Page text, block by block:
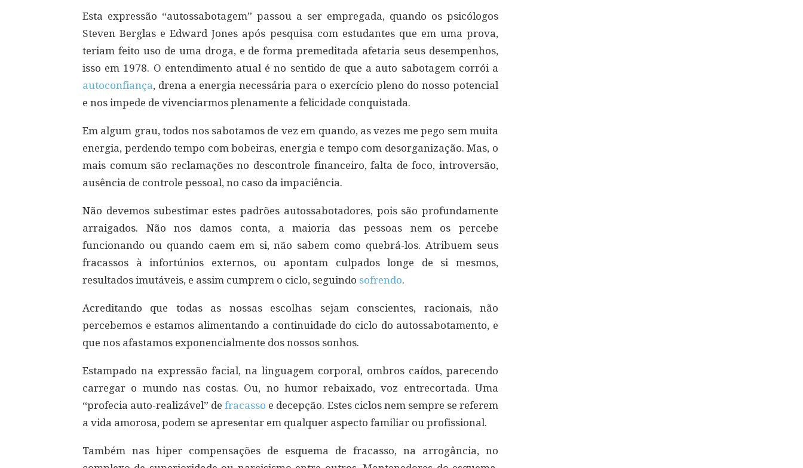
Esta expressão “autossabotagem” passou a ser empregada, quando os psicólogos
Steven Berglas e Edward Jones após pesquisa com estudantes que em uma prova,
teriam feito uso de uma droga, e de forma premeditada afetaria seus desempenhos,
isso em 1978. O entendimento atual é no sentido de que a auto sabotagem corrói a
autoconfiança, drena a energia necessária para o exercício pleno do nosso potencial
e nos impede de vivenciarmos plenamente a felicidade conquistada.
Em algum grau, todos nos sabotamos de vez em quando, as vezes me pego sem muita
energia, perdendo tempo com bobeiras, energia e tempo com desorganização. Mas, o
mais comum são reclamações no descontrole financeiro, falta de foco, introversão,
ausência de controle pessoal, no caso da impaciência.
Não devemos subestimar estes padrões autossabotadores, pois são profundamente
arraigados. Não nos damos conta, a maioria das pessoas nem os percebe
funcionando ou quando caem em si, não sabem como quebrá-los. Atribuem seus
fracassos à infortúnios externos, ou apontam culpados longe de si mesmos,
resultados imutáveis, e assim cumprem o ciclo, seguindo sofrendo.
Acreditando que todas as nossas escolhas sejam conscientes, racionais, não
percebemos e estamos alimentando a continuidade do ciclo do autossabotamento, e
que nos afastamos exponencialmente dos nossos sonhos.
Estampado na expressão facial, na linguagem corporal, ombros caídos, parecendo
carregar o mundo nas costas. Ou, no humor rebaixado, voz entrecortada. Uma
“profecia auto-realizável” defracasso e decepção. Estes ciclos nem sempre se referem
a vida amorosa, podem se apresentar em qualquer aspecto familiar ou profissional.
Também nas hiper compensações de esquema de fracasso, na arrogância, no